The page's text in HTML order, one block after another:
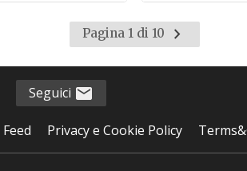
Pagina 1 di 10
Pagina
successiva
Seguici
Feed Privacy e Cookie Policy